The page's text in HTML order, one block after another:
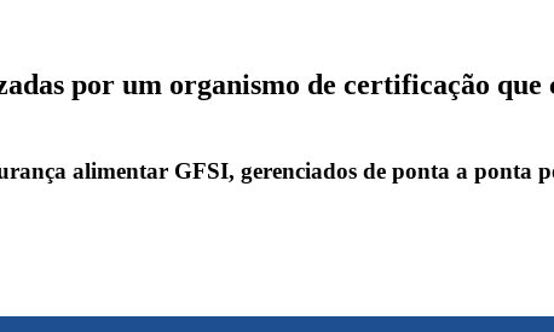
por um organismo de certificação que
alimentar GFSI, gerenciados de ponta a ponta